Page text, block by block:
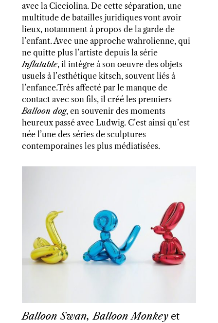
avec la Cicciolina. De cette séparation, une
multitude de batailles juridiques vont avoir
lieux, notamment à propos de la garde de
l’enfant. Avec une approche wahrolienne, qui
ne quitte plus l’artiste depuis la série
Inflatable, il intègre à son oeuvre des objets
usuels à l’esthétique kitsch, souvent liés à
l’enfance.Très affecté par le manque de
contact avec son fils, il créé les premiers
Balloon dog, en souvenir des moments
heureux passé avec Ludwig. C’est ainsi qu’est
née l’une des séries de sculptures
contemporaines les plus médiatisées.
Balloon Swan, Balloon Monkeyet